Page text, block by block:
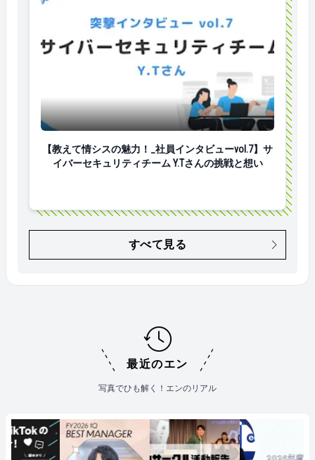
【教えて情シスの魅力！_社員インタビューvol.7】サ
【教えて情シスの魅力！_社員インタビューvol.7】サ
イバーセキュリティチーム Y.Tさんの挑戦と想い
すべて見る
最近のエン
写真でひも解く！エンのリアル